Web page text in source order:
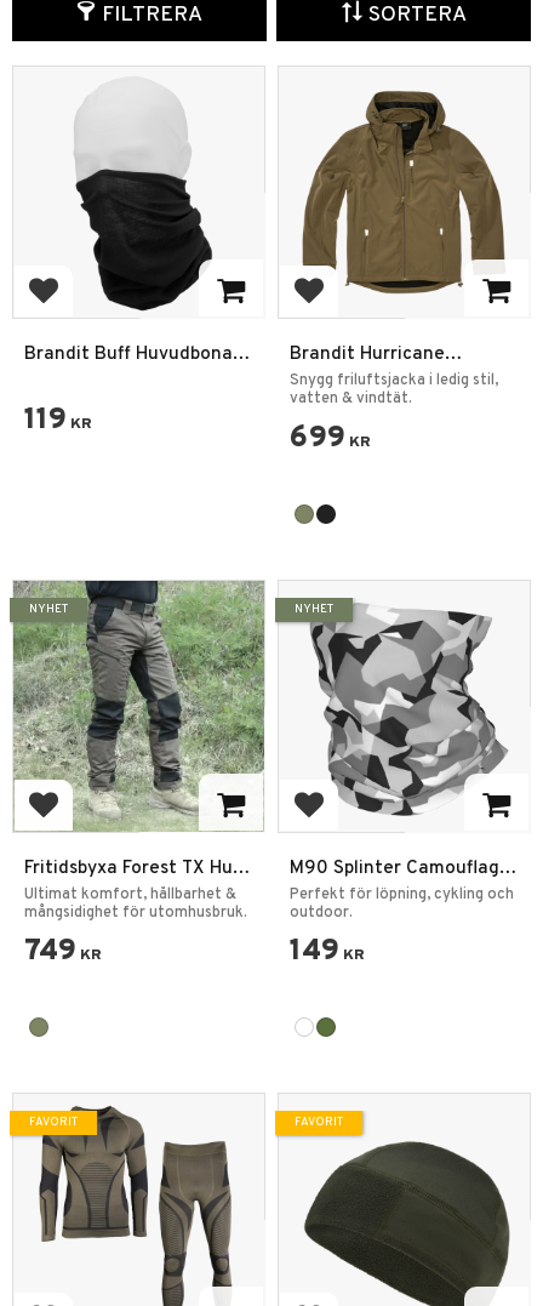
FILTRERA SORTERA
Lägg till i favoriter
Brandit Buff Huvudbonad
119 KR
Lägg till i favoriter
Brandit Hurricane
Softshell Herrjacka
Snygg friluftsjacka i ledig stil,
vatten & vindtät.
699 KR
Lägg till i favoriter
Fritidsbyxa Forest TX Hunt
Unisex
Ultimat komfort, hållbarhet &
mångsidighet för utomhusbruk.
749 KR
NYHET
Lägg till i favoriter
M90 Splinter Camouflage
Halsduk Multifunktionell
Neck Gaiter
Perfekt för löpning, cykling och
outdoor.
149 KR
NYHET
FAVORIT FAVORIT